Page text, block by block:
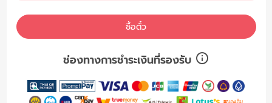
ซื้อตั๋ว
ช่องทางการชำระเงินที่รองรับ